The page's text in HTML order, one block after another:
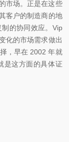
市场。正是在这些
客户的制造商的地
的协同效应。Vip
化的市场需求做出
，早在 2002 年就
是这方面的具体证